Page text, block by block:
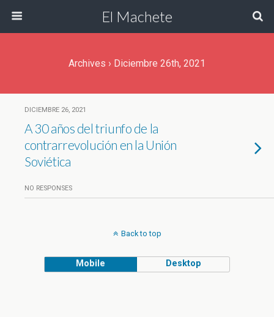
El Machete
Archives › Diciembre 26th, 2021
DICIEMBRE 26, 2021
A 30 años del triunfo de la
contrarrevolución en la Unión
Soviética
NO RESPONSES
Back to top
Mobile Desktop